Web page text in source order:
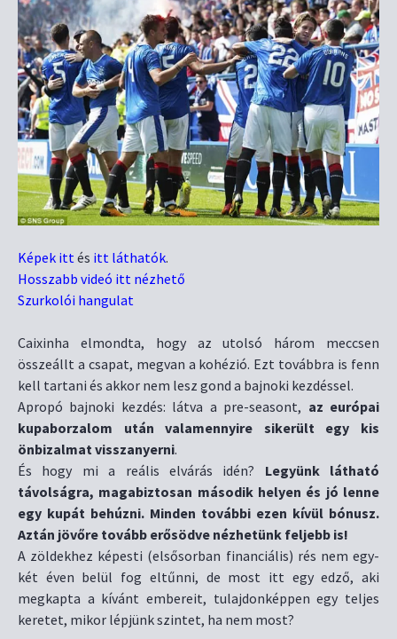
Képek ittés itt láthatók.
Hosszabb videó itt nézhető
Szurkolói hangulat
Caixinha elmondta, hogy az utolsó három meccsen
összeállt a csapat, megvan a kohézió. Ezt továbbra is fenn
kell tartani és akkor nem lesz gond a bajnoki kezdéssel.
Apropó bajnoki kezdés: látva a pre-seasont, az európai
kupaborzalom után valamennyire sikerült egy kis
önbizalmat visszanyerni.
És hogy mi a reális elvárás idén? Legyünk látható
távolságra, magabiztosan második helyen és jó lenne
egy kupát behúzni. Minden további ezen kívül bónusz.
Aztán jövőre tovább erősödve nézhetünk feljebb is!
A zöldekhez képesti (elsősorban financiális) rés nem egy-
két éven belül fog eltűnni, de most itt egy edző, aki
megkapta a kívánt embereit, tulajdonképpen egy teljes
keretet, mikor lépjünk szintet, ha nem most?